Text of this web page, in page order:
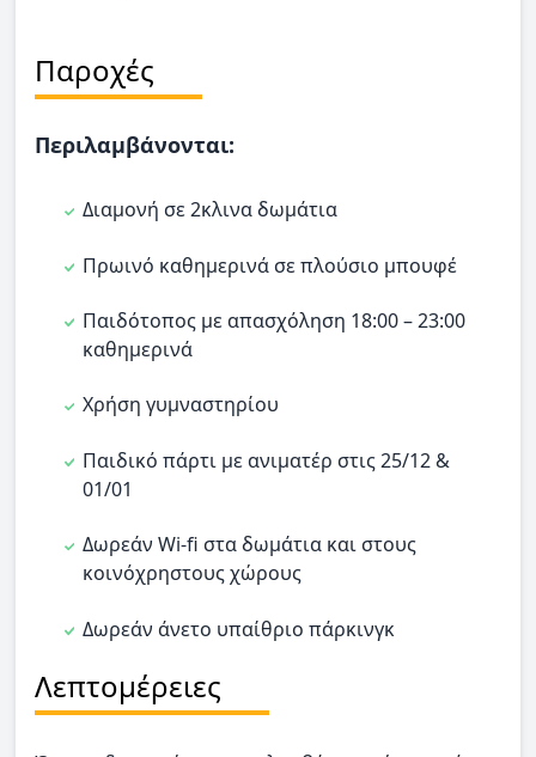
Παροχές
Περιλαμβάνονται:
Διαμονή σε 2κλινα δωμάτια
Πρωινό καθημερινά σε πλούσιο μπουφέ
Παιδότοπος με απασχόληση 18:00 – 23:00
καθημερινά
Χρήση γυμναστηρίου
Παιδικό πάρτι με ανιματέρ στις 25/12 &
01/01
Δωρεάν Wi-fi στα δωμάτια και στους
κοινόχρηστους χώρους
Δωρεάν άνετο υπαίθριο πάρκινγκ
Λεπτομέρειες